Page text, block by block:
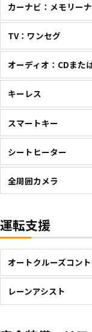
カーナビ：メモリー
TV：ワンセグ
オーディオ：CDまた
キーレス
スマートキー
シートヒーター
全周囲カメラ
運転支援
オートクルーズコン
レーンアシスト